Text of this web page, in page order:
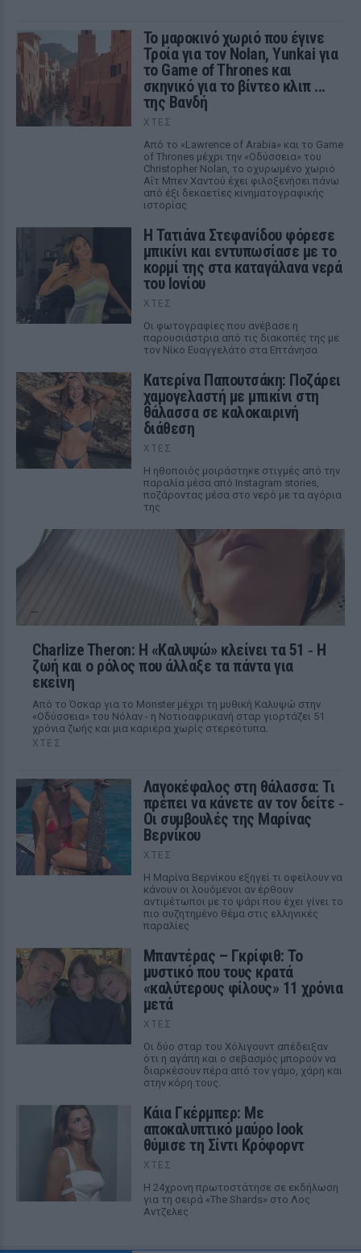
Το μαροκινό χωριό που έγινε
Τροία για τον Nolan, Yunkai για
το Game of Thrones και
σκηνικό για το βίντεο κλιπ ...
της Βανδή
ΧΤΕΣ
Από το «Lawrence of Arabia» και το Game
of Thrones μέχρι την «Οδύσσεια» του
Christopher Nolan, το οχυρωμένο χωριό
Αΐτ Μπεν Χαντού έχει φιλοξενήσει πάνω
από έξι δεκαετίες κινηματογραφικής
ιστορίας
Η Τατιάνα Στεφανίδου φόρεσε
μπικίνι και εντυπωσίασε με το
κορμί της στα καταγάλανα νερά
του Ιονίου
ΧΤΕΣ
Οι φωτογραφίες που ανέβασε η
παρουσιάστρια από τις διακοπές της με
τον Νίκο Ευαγγελάτο στα Επτάνησα
Κατερίνα Παπουτσάκη: Ποζάρει
χαμογελαστή με μπικίνι στη
θάλασσα σε καλοκαιρινή
διάθεση
ΧΤΕΣ
Η ηθοποιός μοιράστηκε στιγμές από την
παραλία μέσα από Instagram stories,
ποζάροντας μέσα στο νερό με τα αγόρια
της
Charlize Theron: Η «Καλυψώ» κλείνει τα 51 ‑ H
ζωή και ο ρόλος που άλλαξε τα πάντα για
εκείνη
Από το Όσκαρ για το Monster μέχρι τη μυθική Καλυψώ στην
«Οδύσσεια» του Νόλαν - η Νοτιοαφρικανή σταρ γιορτάζει 51
χρόνια ζωής και μια καριέρα χωρίς στερεότυπα.
ΧΤΕΣ
Λαγοκέφαλος στη θάλασσα: Τι
πρέπει να κάνετε αν τον δείτε ‑
Οι συμβουλές της Μαρίνας
Βερνίκου
ΧΤΕΣ
Η Μαρίνα Βερνίκου εξηγεί τι οφείλουν να
κάνουν οι λουόμενοι αν έρθουν
αντιμέτωποι με το ψάρι που έχει γίνει το
πιο συζητημένο θέμα στις ελληνικές
παραλίες
Μπαντέρας – Γκρίφιθ: Το
μυστικό που τους κρατά
«καλύτερους φίλους» 11 χρόνια
μετά
ΧΤΕΣ
Οι δύο σταρ του Χόλιγουντ απέδειξαν
ότι η αγάπη και ο σεβασμός μπορούν να
διαρκέσουν πέρα από τον γάμο, χάρη και
στην κόρη τους.
Κάια Γκέρμπερ: Με
αποκαλυπτικό μαύρο look
θύμισε τη Σίντι Κρόφορντ
ΧΤΕΣ
Η 24χρονη πρωτοστάτησε σε εκδήλωση
για τη σειρά «The Shards» στο Λος
Αντζελες